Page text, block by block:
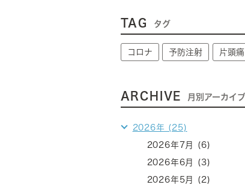
TAG タグ
コロナ 予防注射 片頭痛
ARCHIVE 月別アーカイブ
2026年 (25)
2026年7月 (6)
2026年6月 (3)
2026年5月 (2)